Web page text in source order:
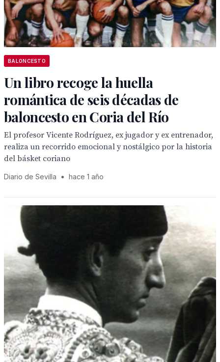
BALONCESTO
Un libro recoge la huella
romántica de seis décadas de
baloncesto en Coria del Río
El profesor Vicente Rodríguez, ex jugador y ex entrenador,
realiza un recorrido emocional y nostálgico por la historia
del básket coriano
Diario de Sevilla • hace 1 año